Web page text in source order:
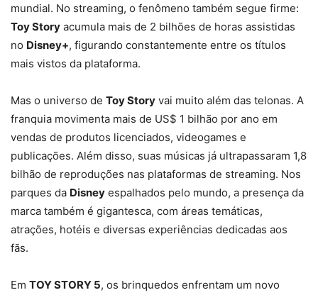
mundial. No streaming, o fenômeno também segue firme:
Toy Story acumula mais de 2 bilhões de horas assistidas
no Disney+, figurando constantemente entre os títulos
mais vistos da plataforma.
Mas o universo de Toy Story vai muito além das telonas. A
franquia movimenta mais de US$ 1 bilhão por ano em
vendas de produtos licenciados, videogames e
publicações. Além disso, suas músicas já ultrapassaram 1,8
bilhão de reproduções nas plataformas de streaming. Nos
parques da Disney espalhados pelo mundo, a presença da
marca também é gigantesca, com áreas temáticas,
atrações, hotéis e diversas experiências dedicadas aos
fãs.
Em TOY STORY 5, os brinquedos enfrentam um novo